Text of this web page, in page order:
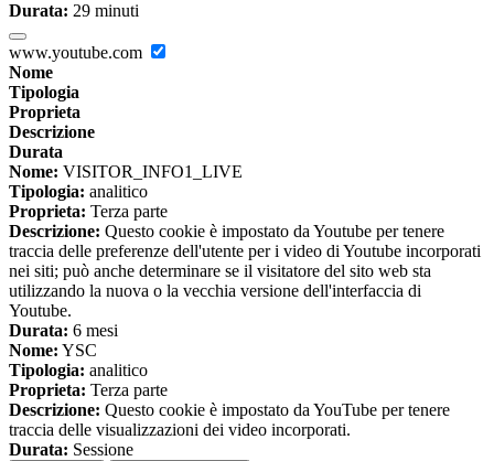
Durata: 29 minuti
www.youtube.com
Nome
Tipologia
Proprieta
Descrizione
Durata
Nome: VISITOR_INFO1_LIVE
Tipologia: analitico
Proprieta: Terza parte
Descrizione: Questo cookie è impostato da Youtube per tenere
traccia delle preferenze dell'utente per i video di Youtube incorporati
nei siti; può anche determinare se il visitatore del sito web sta
utilizzando la nuova o la vecchia versione dell'interfaccia di
Youtube.
Durata: 6 mesi
Nome: YSC
Tipologia: analitico
Proprieta: Terza parte
Descrizione: Questo cookie è impostato da YouTube per tenere
traccia delle visualizzazioni dei video incorporati.
Durata: Sessione